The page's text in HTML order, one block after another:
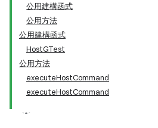
公用建構函式
公用方法
公用建構函式
HostGTest
公用方法
executeHostCommand
executeHostCommand